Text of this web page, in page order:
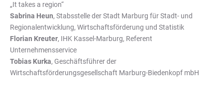
„It takes a region“
Sabrina Heun, Stabsstelle der Stadt Marburg für Stadt- und
Regionalentwicklung, Wirtschaftsförderung und Statistik
Florian Kreuter, IHK Kassel-Marburg, Referent
Unternehmensservice
Tobias Kurka, Geschäftsführer der
Wirtschaftsförderungsgesellschaft Marburg-Biedenkopf mbH